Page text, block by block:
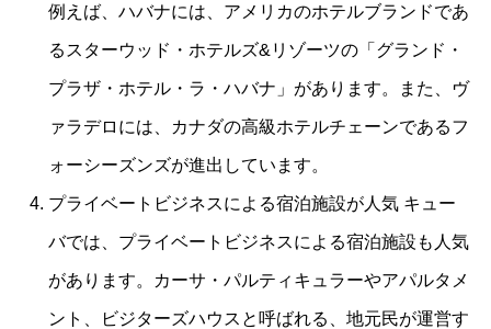
例えば、ハバナには、アメリカのホテルブランドであ
るスターウッド・ホテルズ&リゾーツの「グランド・
プラザ・ホテル・ラ・ハバナ」があります。また、ヴ
ァラデロには、カナダの高級ホテルチェーンであるフ
ォーシーズンズが進出しています。
プライベートビジネスによる宿泊施設が人気 キュー
バでは、プライベートビジネスによる宿泊施設も人気
があります。カーサ・パルティキュラーやアパルタメ
ント、ビジターズハウスと呼ばれる、地元民が運営す